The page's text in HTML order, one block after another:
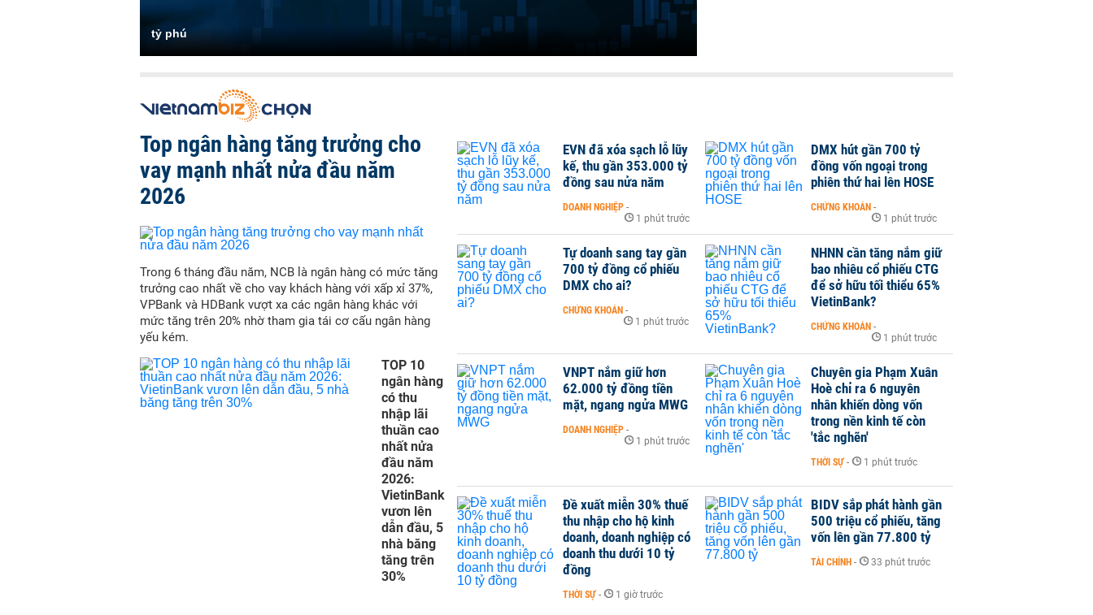
tỷ phú
Top ngân hàng tăng trưởng cho
vay mạnh nhất nửa đầu năm
2026
Trong 6 tháng đầu năm, NCB là ngân hàng có mức tăng
trưởng cao nhất về cho vay khách hàng với xấp xỉ 37%,
VPBank và HDBank vượt xa các ngân hàng khác với
mức tăng trên 20% nhờ tham gia tái cơ cấu ngân hàng
yếu kém.
TOP 10
ngân hàng
có thu
nhập lãi
thuần cao
nhất nửa
đầu năm
2026:
VietinBank
vươn lên
dẫn đầu, 5
nhà băng
tăng trên
30%
EVN đã xóa sạch lỗ lũy
kế, thu gần 353.000 tỷ
đồng sau nửa năm
DOANH NGHIỆP -
1 phút trước
DMX hút gần 700 tỷ
đồng vốn ngoại trong
phiên thứ hai lên HOSE
CHỨNG KHOÁN -
1 phút trước
Tự doanh sang tay gần
700 tỷ đồng cổ phiếu
DMX cho ai?
CHỨNG KHOÁN -
1 phút trước
NHNN cần tăng nắm giữ
bao nhiêu cổ phiếu CTG
để sở hữu tối thiểu 65%
VietinBank?
CHỨNG KHOÁN -
1 phút trước
VNPT nắm giữ hơn
62.000 tỷ đồng tiền
mặt, ngang ngửa MWG
DOANH NGHIỆP -
1 phút trước
Chuyên gia Phạm Xuân
Hoè chỉ ra 6 nguyên
nhân khiến dòng vốn
trong nền kinh tế còn
'tắc nghẽn'
THỜI SỰ - 1 phút trước
Đề xuất miễn 30% thuế
thu nhập cho hộ kinh
doanh, doanh nghiệp có
doanh thu dưới 10 tỷ
đồng
THỜI SỰ - 1 giờ trước
BIDV sắp phát hành gần
500 triệu cổ phiếu, tăng
vốn lên gần 77.800 tỷ
TÀI CHÍNH - 33 phút trước